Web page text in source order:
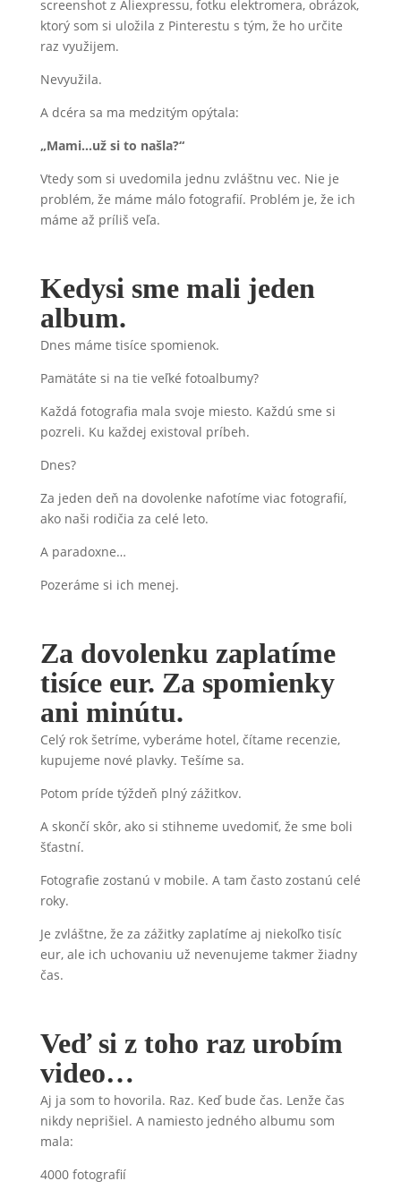
screenshot z Aliexpressu, fotku elektromera, obrázok,
ktorý som si uložila z Pinterestu s tým, že ho určite
raz využijem.
Nevyužila.
A dcéra sa ma medzitým opýtala:
„Mami…už si to našla?“
Vtedy som si uvedomila jednu zvláštnu vec. Nie je
problém, že máme málo fotografií. Problém je, že ich
máme až príliš veľa.
Kedysi sme mali jeden
album.
Dnes máme tisíce spomienok.
Pamätáte si na tie veľké fotoalbumy?
Každá fotografia mala svoje miesto. Každú sme si
pozreli. Ku každej existoval príbeh.
Dnes?
Za jeden deň na dovolenke nafotíme viac fotografií,
ako naši rodičia za celé leto.
A paradoxne…
Pozeráme si ich menej.
Za dovolenku zaplatíme
tisíce eur. Za spomienky
ani minútu.
Celý rok šetríme, vyberáme hotel, čítame recenzie,
kupujeme nové plavky. Tešíme sa.
Potom príde týždeň plný zážitkov.
A skončí skôr, ako si stihneme uvedomiť, že sme boli
šťastní.
Fotografie zostanú v mobile. A tam často zostanú celé
roky.
Je zvláštne, že za zážitky zaplatíme aj niekoľko tisíc
eur, ale ich uchovaniu už nevenujeme takmer žiadny
čas.
Veď si z toho raz urobím
video…
Aj ja som to hovorila. Raz. Keď bude čas. Lenže čas
nikdy neprišiel. A namiesto jedného albumu som
mala:
4000 fotografií